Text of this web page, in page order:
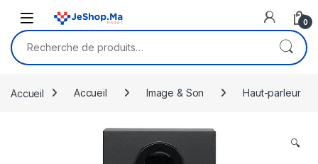
0
Recherche pour :
Accueil Accueil Image & Son Haut-parleur
🔍